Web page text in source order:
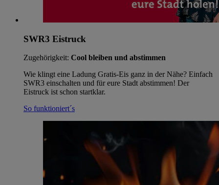
SWR3 Eistruck
Zugehörigkeit: Cool bleiben und abstimmen
Wie klingt eine Ladung Gratis-Eis ganz in der Nähe? Einfach
SWR3 einschalten und für eure Stadt abstimmen! Der
Eistruck ist schon startklar.
So funktioniert´s